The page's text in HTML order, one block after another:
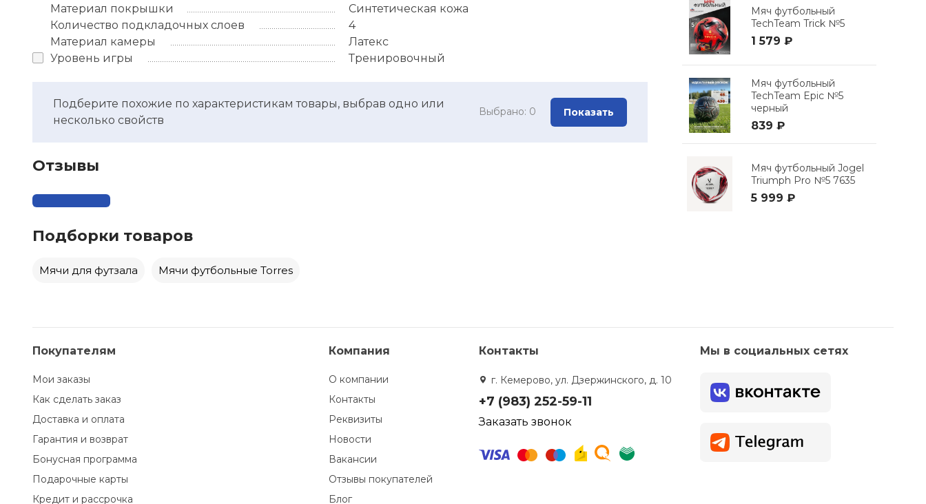
Материал покрышки
Синтетическая кожа
Количество подкладочных слоев
4
Материал камеры
Латекс
Уровень игры
Тренировочный
Подберите похожие по характеристикам товары, выбрав одно или
несколько свойств
Выбрано: 0 Показать
Отзывы
Подборки товаров
Мячи для футзала Мячи футбольные Torres
Мяч футбольный
TechTeam Trick №5
1 579 ₽
Мяч футбольный
TechTeam Epic №5
черный
839 ₽
Мяч футбольный Jogel
Triumph Pro №5 7635
5 999 ₽
Покупателям
Мои заказы
Как сделать заказ
Доставка и оплата
Гарантия и возврат
Бонусная программа
Подарочные карты
Кредит и рассрочка
Компания
О компании
Контакты
Реквизиты
Новости
Вакансии
Отзывы покупателей
Блог
Контакты
г. Кемерово, ул. Дзержинского, д. 10
+7 (983) 252-59-11
Заказать звонок
Мы в социальных сетях